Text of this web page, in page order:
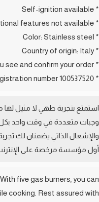
* Self-ignition available
* Additional features not available
* Color: Stainless steel
* Country of origin: Italy
* Pay after you see and confirm your order
* The first licensed online institution in Jordan, registration number 100537520
استمتع بتجربة طهي لا مثيل لها
وجبات متعددة في وقت واحد بكل
والإشعال الذاتي يضمنان لك
أول مؤسسة مرخصة على الإنترنت
five gas burners, you can
cooking. Rest assured with